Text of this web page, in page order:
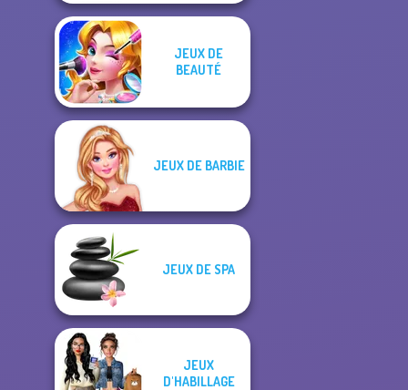
JEUX DE
BEAUTÉ
JEUX DE BARBIE
JEUX DE SPA
JEUX
D'HABILLAGE